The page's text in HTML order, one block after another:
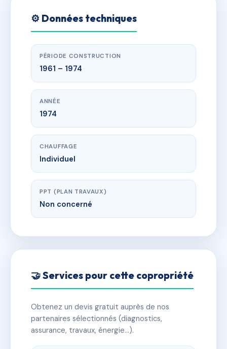
⚙️ Données techniques
PÉRIODE CONSTRUCTION
1961 – 1974
ANNÉE
1974
CHAUFFAGE
Individuel
PPT (PLAN TRAVAUX)
Non concerné
🤝 Services pour cette copropriété
Obtenez un devis gratuit auprès de nos
partenaires sélectionnés (diagnostics,
assurance, travaux, énergie…).